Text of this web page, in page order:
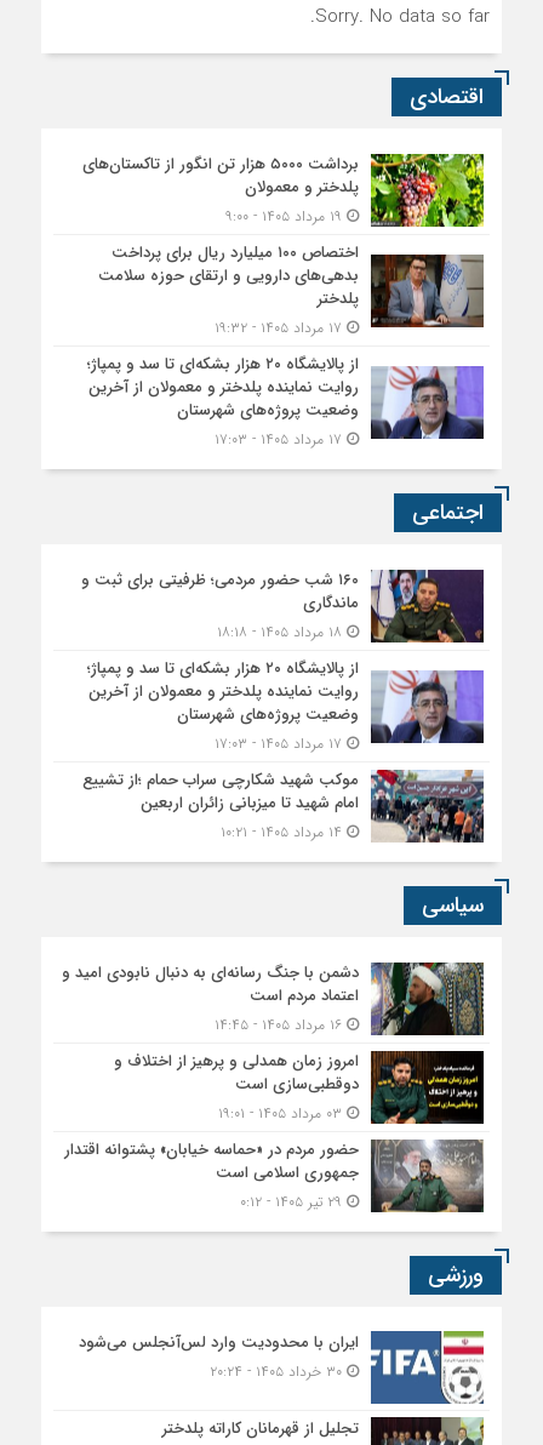
Sorry. No data so far.
اقتصادی
برداشت ۵۰۰۰ هزار تن انگور از تاکستان‌های
پلدختر و معمولان
اختصاص ۱۰۰ میلیارد ریال برای پرداخت
بدهی‌های دارویی و ارتقای حوزه سلامت
پلدختر
از پالایشگاه ۲۰ هزار بشکه‌ای تا سد و پمپاژ؛
روایت نماینده پلدختر و معمولان از آخرین
وضعیت پروژه‌های شهرستان
اجتماعی
۱۶۰ شب حضور مردمی؛ ظرفیتی برای ثبت و
ماندگاری
از پالایشگاه ۲۰ هزار بشکه‌ای تا سد و پمپاژ؛
روایت نماینده پلدختر و معمولان از آخرین
وضعیت پروژه‌های شهرستان
موکب شهید شکارچی سراب حمام ؛از تشییع
امام شهید تا میزبانی زائران اربعین
سیاسی
دشمن با جنگ رسانه‌ای به دنبال نابودی امید و
اعتماد مردم است
۱۶ مرداد ۱۴۰۵ - ۱۴:۴۵
امروز زمان همدلی و پرهیز از اختلاف و
دوقطبی‌سازی است
حضور مردم در «حماسه خیابان» پشتوانه اقتدار
جمهوری اسلامی است
ورزشی
ایران با محدودیت وارد لس‌آنجلس می‌شود
۳۰ خرداد ۱۴۰۵ - ۲۰:۲۴
تجلیل از قهرمانان کاراته پلدختر